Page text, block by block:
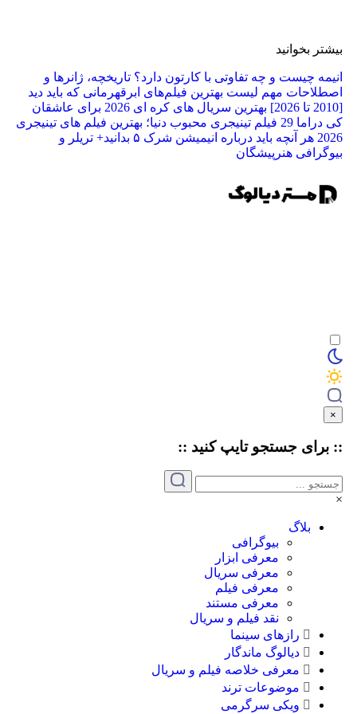
بخوانید
چیست و چه تفاوتی با کارتون دارد؟ تاریخچه، ژانرها و
مهم لیست بهترین فیلم‌های ابرقهرمانی که باید دید
بهترین سریال های کره ای 2026 برای عاشقان
29 فیلم تینیجری محبوب دنیا؛ بهترین فیلم‌ های تینیجری
هر آنچه باید درباره انیمیشن شرک ۵ بدانید+ تریلر و
هنرپیشگان
جستجوتایپ کنید ::
بلاگ
بیوگرافی
معرفی ابزار
معرفی سریال
معرفی فیلم
معرفی مستند
نقد فیلم و سریال
رازهای سینما
دیالوگ ماندگار
معرفی خلاصه فیلم و سریال
موضوعات ترند
ویکی سرگرمی